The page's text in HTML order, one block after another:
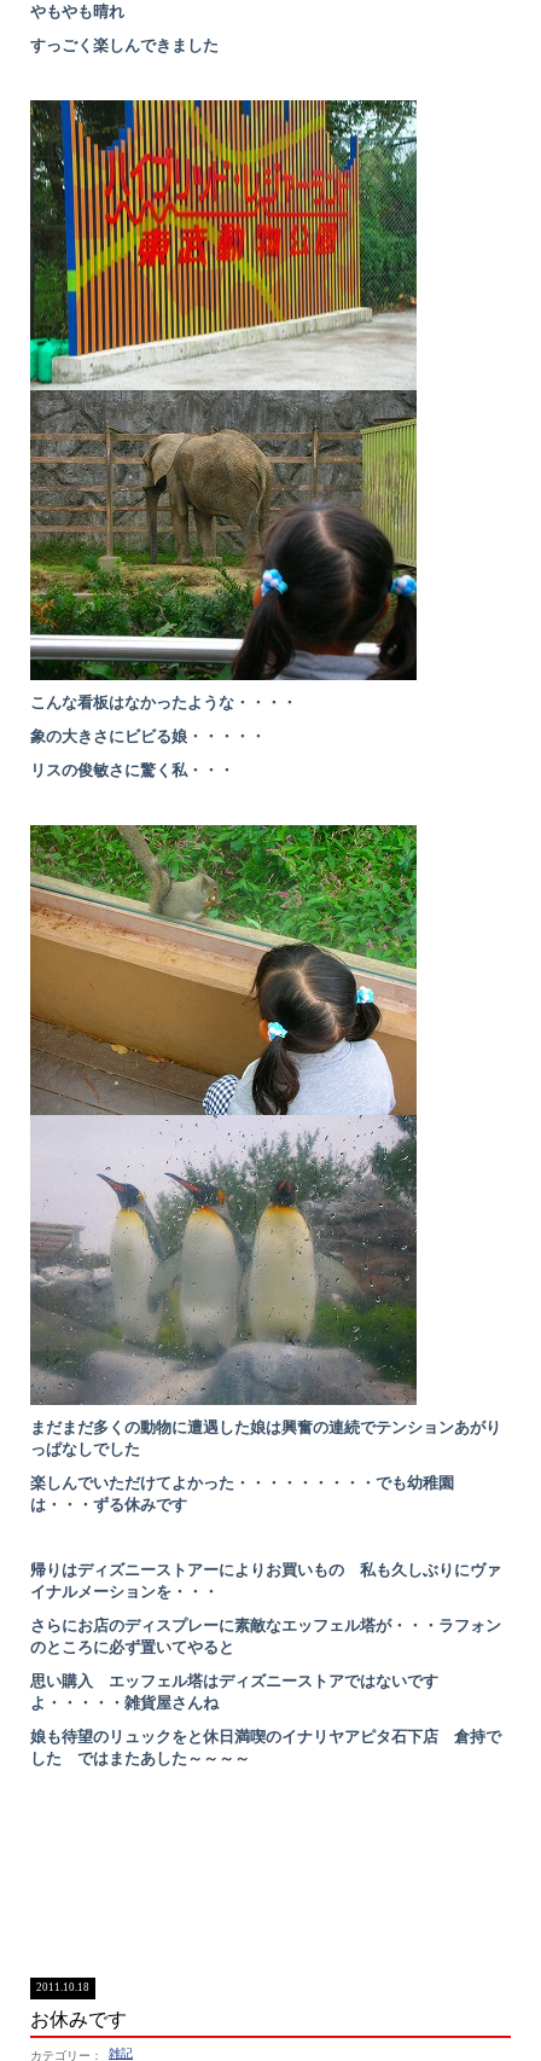
やもやも晴れ
すっごく楽しんできました
こんな看板はなかったような・・・・
象の大きさにビビる娘・・・・・
リスの俊敏さに驚く私・・・
まだまだ多くの動物に遭遇した娘は興奮の連続でテンションあがり
っぱなしでした
楽しんでいただけてよかった・・・・・・・・・でも幼稚園
は・・・ずる休みです
帰りはディズニーストアーによりお買いもの 私も久しぶりにヴァ
イナルメーションを・・・
さらにお店のディスプレーに素敵なエッフェル塔が・・・ラフォン
のところに必ず置いてやると
思い購入 エッフェル塔はディズニーストアではないです
よ・・・・・雑貨屋さんね
娘も待望のリュックをと休日満喫のイナリヤアピタ石下店 倉持で
した ではまたあした～～～～
お休みです
2011.10.18
雑記